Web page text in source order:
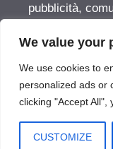
We value your
We use cookies to
personalized ads or
clicking "Accept All",
CUSTOMIZE
pubblicità,
LIFESTYLE
For
opportunities:
Vuoi